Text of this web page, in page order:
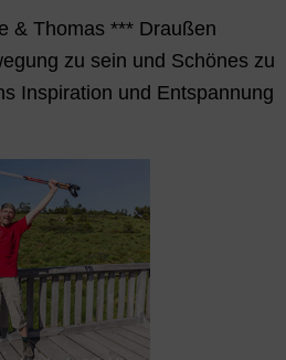
& Thomas *** Draußen
zu sein und Schönes zu
Inspiration und Entspannung